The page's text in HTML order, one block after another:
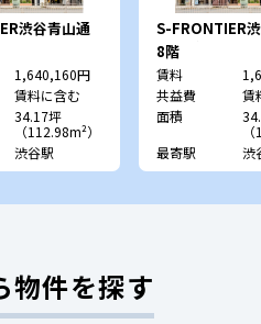
渋谷青山通
ﾊﾟｰﾄｵﾌｨｽ渋
1,640,160円
賃料に含む
34.17坪
（112.98m²）
渋谷駅
S-FRONTIER
り （旧：ｴｷｽﾊ
谷）
8階
賃料
共益費
賃
面積
最寄駅
渋
物件を探す